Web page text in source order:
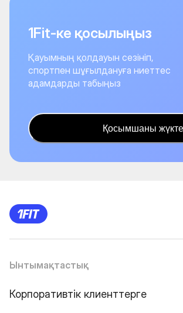
1Fit-ке қосылыңыз
Қауымның қолдауын сезініп,
спортпен шұғылдануға ниеттес
адамдарды табыңыз
Қосымшаны
Ынтымақтастық
Корпоративтік клиенттерге